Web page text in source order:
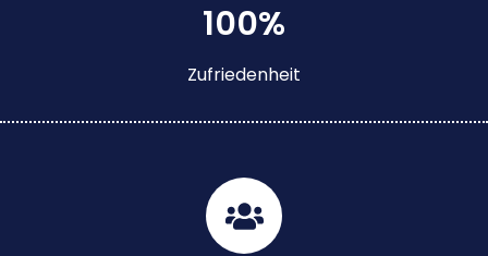
100%
Zufriedenheit